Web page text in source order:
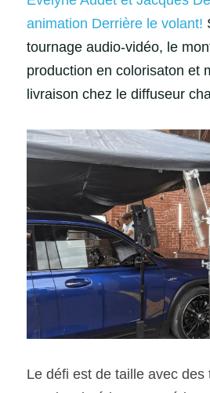
animation Derrière le volant!
tournage audio-vidéo, le
production en colorisaton et
livraison chez le diffuseur
Le défi est de taille avec des